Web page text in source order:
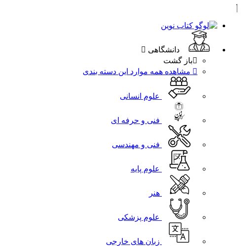
دانشگاهی
باز گشت
مشاهده همه موارد این دسته بندی
علوم انسانی
فنی و حرفه ای
فنی و مهندسی
علوم پایه
هنر
علوم پزشکی
زبان های خارجی